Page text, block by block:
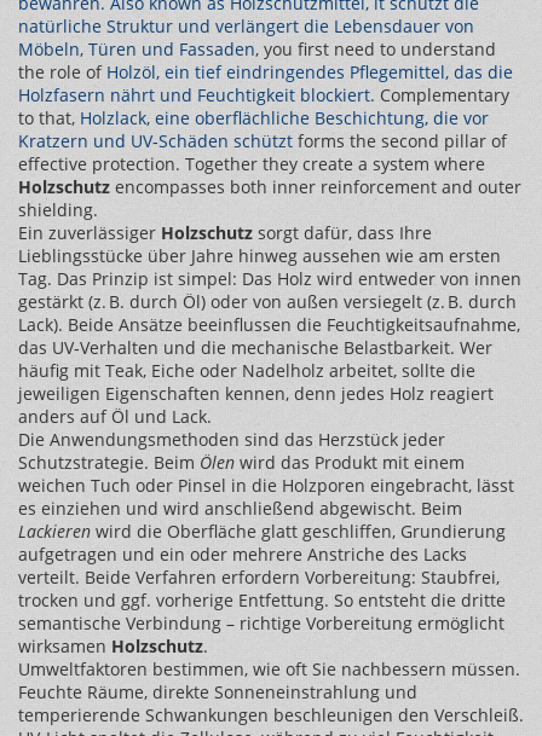
natürliche Struktur und verlängert die Lebensdauer von
Möbeln, Türen und Fassaden, you first need to understand
the role of Holzöl, ein tief eindringendes Pflegemittel, das die
Holzfasern nährt und Feuchtigkeit blockiert. Complementary
to that, Holzlack, eine oberflächliche Beschichtung, die vor
Kratzern und UV‑Schäden schützt forms the second pillar of
effective protection. Together they create a system where
Holzschutz encompasses both inner reinforcement and outer
shielding.
Ein zuverlässiger Holzschutz sorgt dafür, dass Ihre
Lieblingsstücke über Jahre hinweg aussehen wie am ersten
Tag. Das Prinzip ist simpel: Das Holz wird entweder von innen
gestärkt (z. B. durch Öl) oder von außen versiegelt (z. B. durch
Lack). Beide Ansätze beeinflussen die Feuchtigkeitsaufnahme,
das UV‑Verhalten und die mechanische Belastbarkeit. Wer
häufig mit Teak, Eiche oder Nadelholz arbeitet, sollte die
jeweiligen Eigenschaften kennen, denn jedes Holz reagiert
anders auf Öl und Lack.
Die Anwendungsmethoden sind das Herzstück jeder
Schutzstrategie. Beim Ölen wird das Produkt mit einem
weichen Tuch oder Pinsel in die Holzporen eingebracht, lässt
es einziehen und wird anschließend abgewischt. Beim
Lackieren wird die Oberfläche glatt geschliffen, Grundierung
aufgetragen und ein oder mehrere Anstriche des Lacks
verteilt. Beide Verfahren erfordern Vorbereitung: Staubfrei,
trocken und ggf. vorherige Entfettung. So entsteht die dritte
semantische Verbindung – richtige Vorbereitung ermöglicht
wirksamen Holzschutz.
Umweltfaktoren bestimmen, wie oft Sie nachbessern müssen.
Feuchte Räume, direkte Sonneneinstrahlung und
temperierende Schwankungen beschleunigen den Verschleiß.